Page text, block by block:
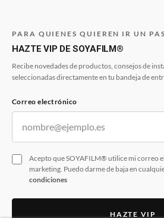
PARA QUIENES QUIEREN IR UN
HAZTE VIP DE SOYAFILM®
Recibe novedades de productos, consejos de
seleccionadas directamente en tu bandeja de
Correo electrónico
Acepto que SOYAFILM® utilice mi correo
marketing. Puedo darme de baja en
condiciones
HAZTE VIP